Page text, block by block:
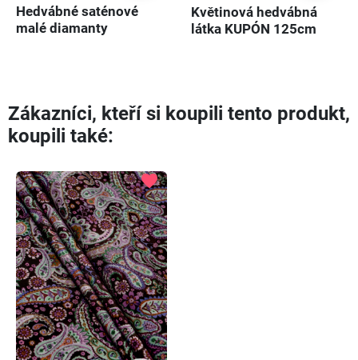
Hedvábné saténové
malé diamanty
Květinová hedvábná
látka KUPÓN 125cm
Zákazníci, kteří si koupili tento produkt,
koupili také:
favorite